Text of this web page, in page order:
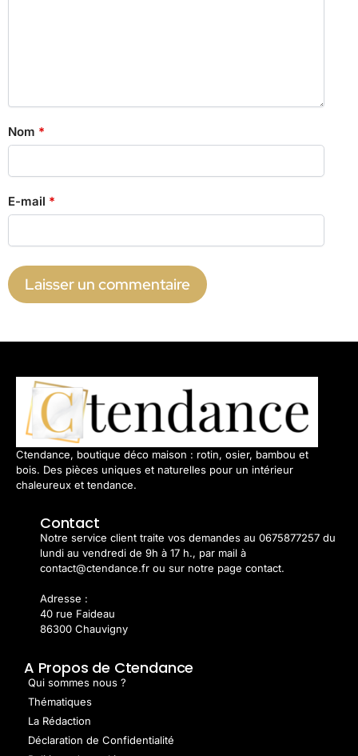
Nom *
E-mail *
Ctendance, boutique déco maison : rotin, osier, bambou et
bois. Des pièces uniques et naturelles pour un intérieur
chaleureux et tendance.
Contact
Notre service client traite vos demandes au 0675877257 du
lundi au vendredi de 9h à 17 h., par mail à
contact@ctendance.fr ou sur notre page contact.
Adresse :
40 rue Faideau
86300 Chauvigny
A Propos de Ctendance
Qui sommes nous ?
Thématiques
La Rédaction
Déclaration de Confidentialité